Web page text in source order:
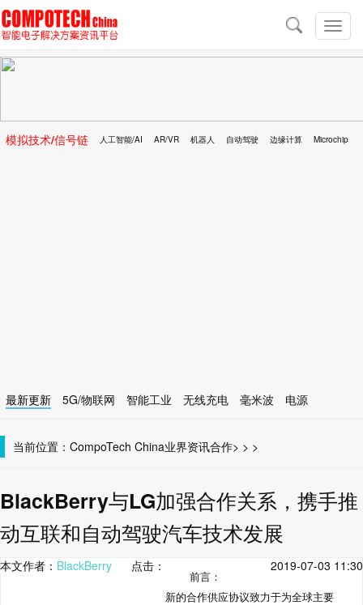
切
换
导
导
航
模拟技术/信号链 人工智能/AI AR/VR 机器人 自动驾驶 边缘计算 Microchip
最新更新 5G/物联网 智能工业 无线充电 毫米波
电源
当前位置： CompoTech China >
业界资讯 >
合作 >
BlackBerry与LG加强合作关系，携手推
动互联和自动驾驶汽车技术发展
本文作者： BlackBerry 点击： 2019-07-03 11:30
前言：
新的合作供应协议致力于为全球主要